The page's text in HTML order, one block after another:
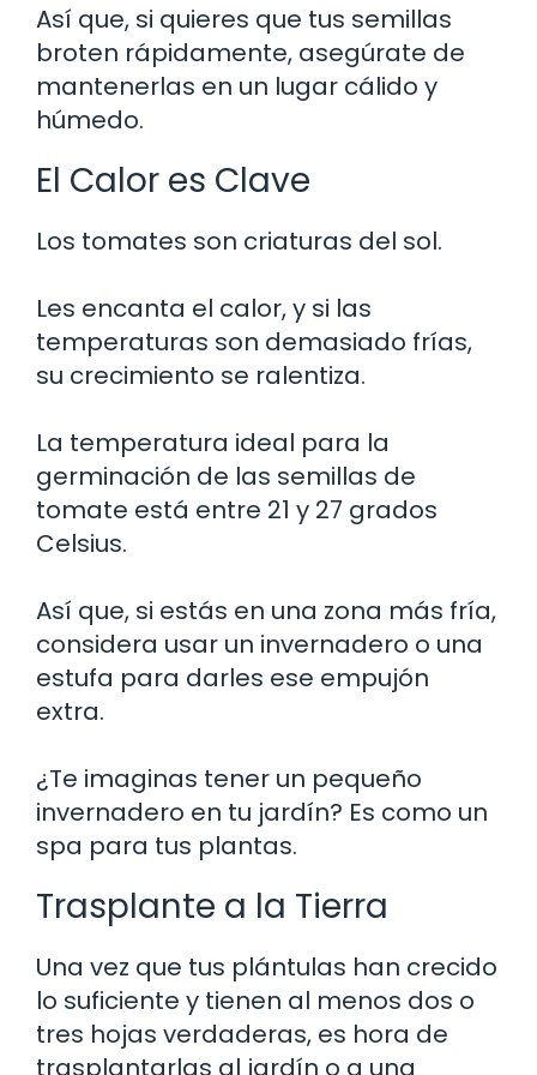
Así que, si quieres que tus semillas
broten rápidamente, asegúrate de
mantenerlas en un lugar cálido y
húmedo.
El Calor es Clave
Los tomates son criaturas del sol.
Les encanta el calor, y si las
temperaturas son demasiado frías,
su crecimiento se ralentiza.
La temperatura ideal para la
germinación de las semillas de
tomate está entre 21 y 27 grados
Celsius.
Así que, si estás en una zona más fría,
considera usar un invernadero o una
estufa para darles ese empujón
extra.
¿Te imaginas tener un pequeño
invernadero en tu jardín? Es como un
spa para tus plantas.
Trasplante a la Tierra
Una vez que tus plántulas han crecido
lo suficiente y tienen al menos dos o
tres hojas verdaderas, es hora de
trasplantarlas al jardín o a una